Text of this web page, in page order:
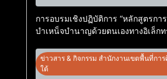
การอบรมเชิงปฏิบัติการ “หลักสูตรกา
บำเหน็จบำนาญด้วยตนเองทางอิเล็ก
ข่าวสาร & กิจกรรม สำนักงานเขตพื้นที่กา
ใต้